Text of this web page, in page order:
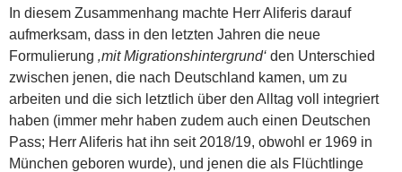
In diesem Zusammenhang machte Herr Aliferis darauf
aufmerksam, dass in den letzten Jahren die neue
Formulierung ‚mit Migrationshintergrund‘ den Unterschied
zwischen jenen, die nach Deutschland kamen, um zu
arbeiten und die sich letztlich über den Alltag voll integriert
haben (immer mehr haben zudem auch einen Deutschen
Pass; Herr Aliferis hat ihn seit 2018/19, obwohl er 1969 in
München geboren wurde), und jenen die als Flüchtlinge